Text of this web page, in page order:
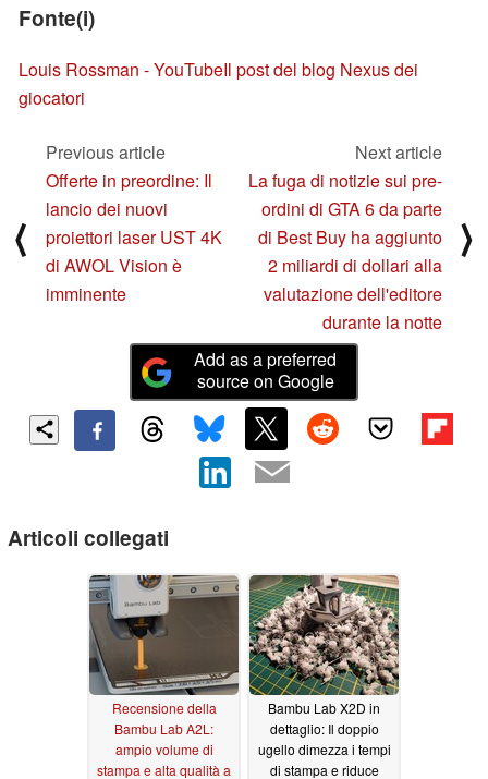
Fonte(i)
Louis Rossman - YouTubeIl post del blog Nexus dei
giocatori
⟨
Previous article
Offerte in preordine: Il
lancio dei nuovi
proiettori laser UST 4K
di AWOL Vision è
imminente
Next article
La fuga di notizie sui pre-
ordini di GTA 6 da parte
di Best Buy ha aggiunto
2 miliardi di dollari alla
valutazione dell'editore
durante la notte
⟩
Add as a preferred
source on Google
Articoli collegati
Recensione della
Bambu Lab A2L:
ampio volume di
stampa e alta qualità a
Bambu Lab X2D in
dettaglio: Il doppio
ugello dimezza i tempi
di stampa e riduce